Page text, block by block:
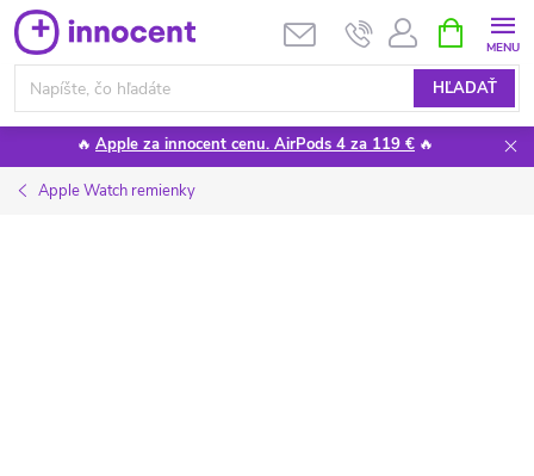
Prejsť
na
obsah
HĽADAŤ
KOŠÍK
🔥 Apple za innocent cenu. AirPods 4 za 119 € 🔥
Apple Watch remienky